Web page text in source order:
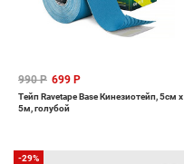
990 Р 699 Р
Тейп Ravetape Base Кинезиотейп, 5см x
5м, голубой
-29%